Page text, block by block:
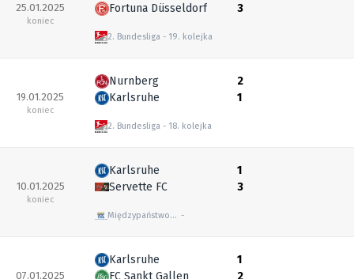
25.01.2025
koniec
Fortuna Düsseldorf
2. Bundesliga 19. kolejka
3
19.01.2025
koniec
Nurnberg
Karlsruhe
2. Bundesliga 18. kolejka
2
1
10.01.2025
koniec
Karlsruhe
Servette FC
Międzypaństwowe mecze towarzyskie
1
3
07.01.2025
Karlsruhe
FC Sankt Gallen
1
2